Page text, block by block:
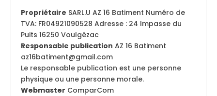
Propriétaire SARL.U AZ 16 Batiment Numéro de
TVA: FR04921090528 Adresse : 24 Impasse du
Puits 16250 Voulgézac
Responsable publication AZ 16 Batiment
az16batiment@gmail.com
Le responsable publication est une personne
physique ou une personne morale.
Webmaster ComparCom